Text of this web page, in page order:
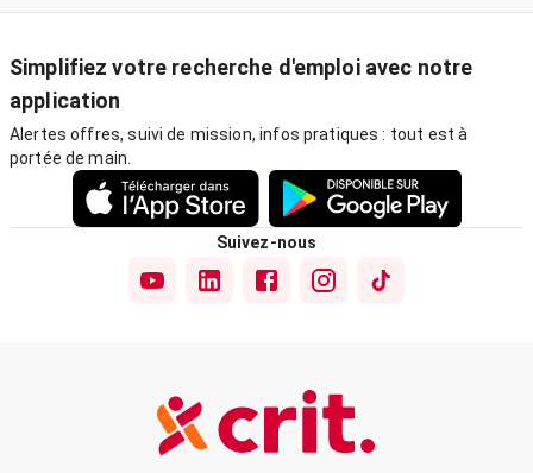
Simplifiez votre recherche d'emploi avec notre
application
Alertes offres, suivi de mission, infos pratiques : tout est à
portée de main.
Suivez-nous